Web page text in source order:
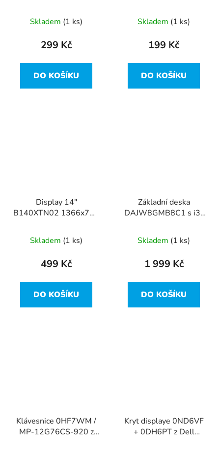
Skladem (1 ks)
299 Kč
DO KOŠÍKU
Skladem (1 ks)
199 Kč
DO KOŠÍKU
Display 14"
B140XTN02 1366x768
Dell Vostro 14-5480
Skladem (1 ks)
499 Kč
DO KOŠÍKU
Základní deska
DAJW8GMB8C1 s i3-
14-5480
Skladem (1 ks)
1 999 Kč
DO KOŠÍKU
Klávesnice 0HF7WM /
MP-12G76CS-920 z
Kryt displaye 0ND6VF
+ 0DH6PT z Dell